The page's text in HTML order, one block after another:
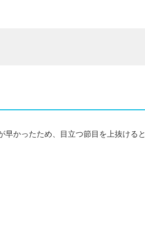
かったため、目立つ節目を上抜けると